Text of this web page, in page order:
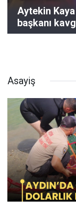
Aytekin
başkanı
Asayiş